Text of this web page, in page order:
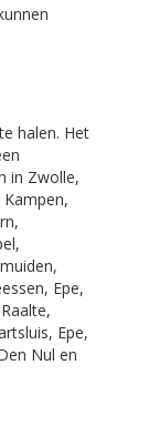
halen. Het
in Zwolle,
Epe,
Epe,
Nul en